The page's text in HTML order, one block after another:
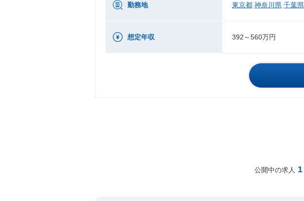
勤務地 東京都 神奈川県 千葉県
想定年収 392～560万円
公開中の求人 1